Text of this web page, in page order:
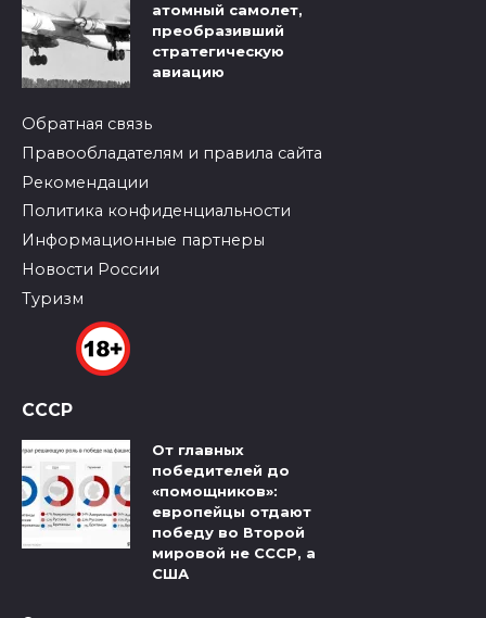
атомный самолет,
преобразивший
стратегическую
авиацию
Обратная связь
Правообладателям и правила сайта
Рекомендации
Политика конфиденциальности
Информационные партнеры
Новости России
Туризм
СССР
От главных
победителей до
«помощников»:
европейцы отдают
победу во Второй
мировой не СССР, а
США